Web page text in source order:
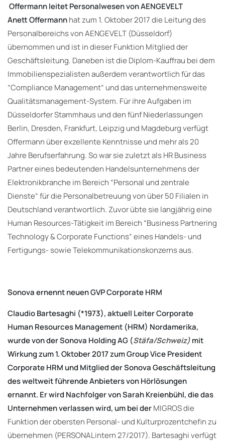
Offermann leitet Personalwesen von AENGEVELT
Anett Offermannhat zum 1. Oktober 2017 die Leitung des
Personalbereichs von AENGEVELT (Düsseldorf)
übernommen und ist in dieser Funktion Mitglied der
Geschäftsleitung. Daneben ist die Diplom-Kauffrau bei dem
Immobilienspezialisten außerdem verantwortlich für das
“Compliance Management“ und das unternehmensweite
Qualitätsmanagement-System. Für ihre Aufgaben im
Düsseldorfer Stammhaus und den fünf Niederlassungen
Berlin, Dresden, Frankfurt, Leipzig und Magdeburg verfügt
Offermann über exzellente Kenntnisse und mehr als 20
Jahre Berufserfahrung. So war sie zuletzt als HR Business
Partner eines bedeutenden Handelsunternehmens der
Elektronikbranche im Bereich “Personal und zentrale
Dienste“ für die Personalbetreuung von über 50 Filialen in
Deutschland verantwortlich. Zuvor übte sie langjährig eine
Human Resources-Tätigkeit im Bereich “Business Partnering
Technology & Corporate Functions“ eines Handels- und
Fertigungs- sowie Telekommunikationskonzerns aus.
Sonova ernennt neuen GVP Corporate HRM
Claudio Bartesaghi (*1973), aktuell Leiter Corporate
Human Resources Management (HRM) Nordamerika,
wurde von der Sonova Holding AG (Stäfa/Schweiz)mit
Wirkung zum 1. Oktober 2017 zum Group Vice President
Corporate HRM und Mitglied der Sonova Geschäftsleitung
des weltweit führende Anbieters von Hörlösungen
ernannt. Er wird Nachfolger vonSarah Kreienbühl, die das
Unternehmen verlassen wird, um bei derMIGROS die
Funktion der obersten Personal- und Kulturprozentchefin zu
übernehmen (PERSONALintern 27/2017). Bartesaghi verfügt